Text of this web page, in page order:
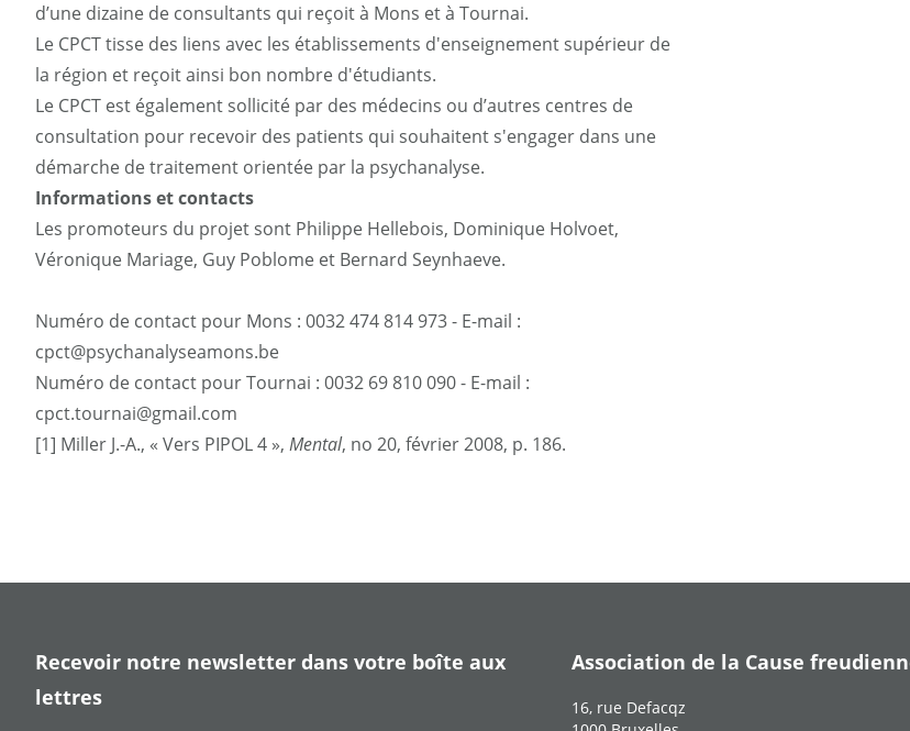
d’une dizaine de consultants qui reçoit à Mons et à Tournai.
Le CPCT tisse des liens avec les établissements d'enseignement supérieur de
la région et reçoit ainsi bon nombre d'étudiants.
Le CPCT est également sollicité par des médecins ou d’autres centres de
consultation pour recevoir des patients qui souhaitent s'engager dans une
démarche de traitement orientée par la psychanalyse.
Informations et contacts
Les promoteurs du projet sont Philippe Hellebois, Dominique Holvoet,
Véronique Mariage, Guy Poblome et Bernard Seynhaeve.
Numéro de contact pour Mons : 0032 474 814 973 - E-mail :
cpct@psychanalyseamons.be
Numéro de contact pour Tournai : 0032 69 810 090 - E-mail :
cpct.tournai@gmail.com
[1] Miller J.-A., « Vers PIPOL 4 », Mental, no 20, février 2008, p. 186.
Recevoir notre newsletter dans votre boîte aux
lettres
Association de la Cause
16, rue Defacqz